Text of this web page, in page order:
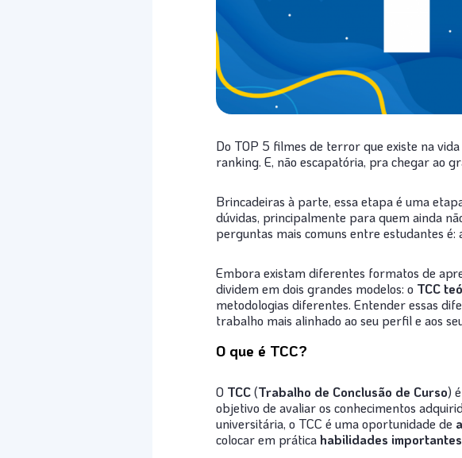
Do TOP 5 filmes de terror que existe na
ranking. E, não escapatória, pra chegar ao
Brincadeiras à parte, essa etapa é uma
dúvidas, principalmente para quem ainda
perguntas mais comuns entre estudantes é:
Embora existam diferentes formatos de
dividem em dois grandes modelos: o TCC
metodologias diferentes. Entender essas
trabalho mais alinhado ao seu perfil e aos
O que é TCC?
O TCC(Trabalho de Conclusão de Curso)
objetivo de avaliar os conhecimentos
universitária, o TCC é uma oportunidade de
colocar em práticahabilidades importantes